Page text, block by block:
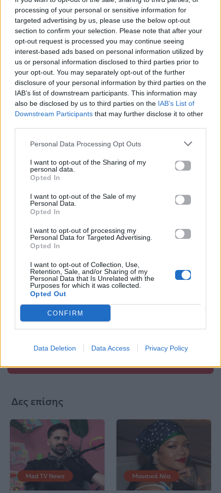
processing of your personal or sensitive information for
targeted advertising by us, please use the below opt-out
section to confirm your selection. Please note that after your
opt-out request is processed you may continue seeing
interest-based ads based on personal information utilized by
us or personal information disclosed to third parties prior to
your opt-out. You may separately opt-out of the further
disclosure of your personal information by third parties on the
IAB’s list of downstream participants. This information may
also be disclosed by us to third parties on the IAB’s List of
Downstream Participants that may further disclose it to other
Personal Data Processing Opt Outs
I want to opt-out of the Sharing of my
personal data.
Opted In
I want to opt-out of the Sale of my
Personal Data.
Opted In
I want to opt-out of processing my
Personal Data for Targeted Advertising.
Opted In
I want to opt-out of Collection, Use,
Retention, Sale, and/or Sharing of my
Personal Data that Is Unrelated with the
Purposes for which it was collected.
Opted Out
CONFIRM
Data Deletion Data Access Privacy Policy
Προηγούμενο
ετοιμάζουν ένα act
που θα συζητηθεί
στα MAD VMA 2026
14.06.2026
Επόμενο
Φάνης Μπότσης: Ο
γάμος που κέρδισε
τις εντυπώσεις με
την ομορφιά του
Βιογραφικά
Ελλήνων
δισκογραφία, πορεία
τους στην ελληνική
Δες επίσης
Mad TV News Μουσικά Νέα